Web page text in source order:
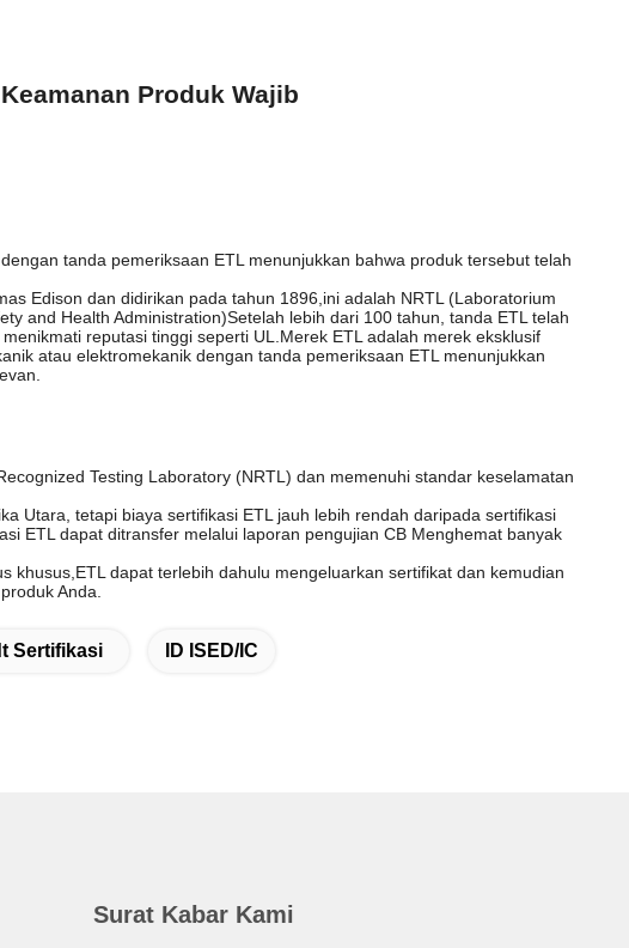
Produk Wajib
tanda pemeriksaan ETL menunjukkan bahwa produk tersebut telah
Edison dan didirikan pada tahun 1896,ini adalah NRTL (Laboratorium
and Health Administration)Setelah lebih dari 100 tahun, tanda ETL telah
reputasi tinggi seperti UL.Merek ETL adalah merek eksklusif
atau elektromekanik dengan tanda pemeriksaan ETL menunjukkan
Testing Laboratory (NRTL) dan memenuhi standar keselamatan
Utara, tetapi biaya sertifikasi ETL jauh lebih rendah daripada sertifikasi
ETL dapat ditransfer melalui laporan pengujian CB Menghemat banyak
khusus,ETL dapat terlebih dahulu mengeluarkan sertifikat dan kemudian
Anda.
Sertifikasi ID ISED/IC
Surat Kabar Kami